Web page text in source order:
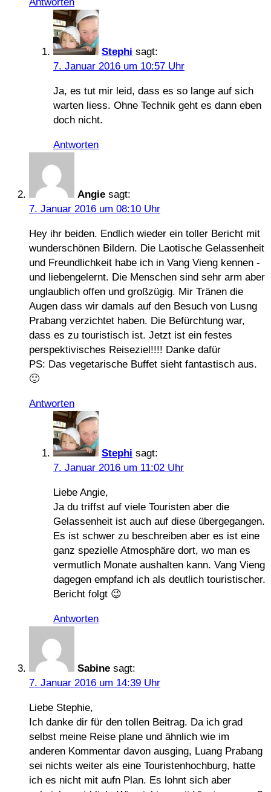
Antworten
Stephi sagt:
7. Januar 2016 um 10:57 Uhr
Ja, es tut mir leid, dass es so lange auf sich
warten liess. Ohne Technik geht es dann eben
doch nicht.
Antworten
Angie sagt:
7. Januar 2016 um 08:10 Uhr
Hey ihr beiden. Endlich wieder ein toller Bericht mit
wunderschönen Bildern. Die Laotische Gelassenheit
und Freundlichkeit habe ich in Vang Vieng kennen -
und liebengelernt. Die Menschen sind sehr arm aber
unglaublich offen und großzügig. Mir Tränen die
Augen dass wir damals auf den Besuch von Lusng
Prabang verzichtet haben. Die Befürchtung war,
dass es zu touristisch ist. Jetzt ist ein festes
perspektivisches Reiseziel!!!! Danke dafür
PS: Das vegetarische Buffet sieht fantastisch aus.
🙂
Antworten
Stephi sagt:
7. Januar 2016 um 11:02 Uhr
Liebe Angie,
Ja du triffst auf viele Touristen aber die
Gelassenheit ist auch auf diese übergegangen.
Es ist schwer zu beschreiben aber es ist eine
ganz spezielle Atmosphäre dort, wo man es
vermutlich Monate aushalten kann. Vang Vieng
dagegen empfand ich als deutlich touristischer.
Bericht folgt 😉
Antworten
Sabine sagt:
7. Januar 2016 um 14:39 Uhr
Liebe Stephie,
Ich danke dir für den tollen Beitrag. Da ich grad
selbst meine Reise plane und ähnlich wie im
anderen Kommentar davon ausging, Luang Prabang
sei nichts weiter als eine Touristenhochburg, hatte
ich es nicht mit aufn Plan. Es lohnt sich aber